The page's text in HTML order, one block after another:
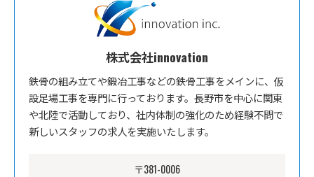
株式会社innovation
鉄骨の組み立てや鍛冶工事などの鉄骨工事をメインに、仮
設足場工事を専門に行っております。長野市を中心に関東
や北陸で活動しており、社内体制の強化のため経験不問で
新しいスタッフの求人を実施いたします。
〒381-0006